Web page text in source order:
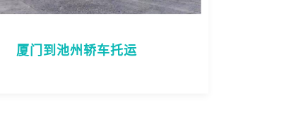
厦门到池州轿车托运